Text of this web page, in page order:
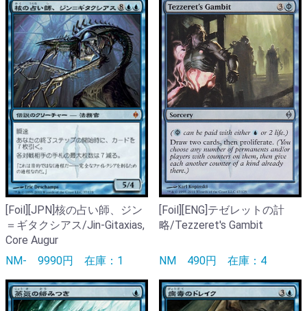
[Foil][JPN]核の占い師、ジン
＝ギタクシアス/Jin-Gitaxias,
Core Augur
NM- 9990円 在庫：1
[Foil][ENG]テゼレットの計
略/Tezzeret's Gambit
NM 490円 在庫：4